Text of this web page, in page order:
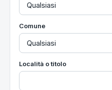
Comune
Località o titolo